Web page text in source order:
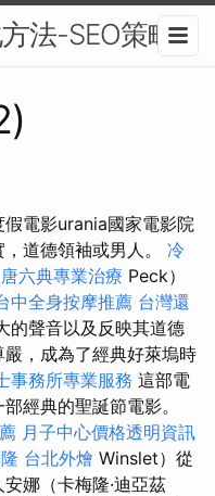
法-SEO策略
電影urania國家電影院
道德領袖或男人。 冷
唐六典專業治療 Peck）
中全身按摩推薦 台灣還
的聲音以及反映其道德
，成為了經典好萊塢時
事務所專業服務 這部電
經典的聖誕節電影。
月子中心價格透明資訊
台北外燴 Winslet）從
娜（卡梅隆·迪亞茲